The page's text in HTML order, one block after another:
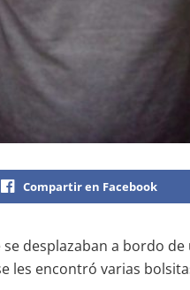
Compartir en Facebook
se desplazaban a bordo
les encontró varias